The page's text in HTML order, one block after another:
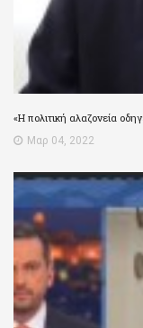
«Η πολιτική αλαζονεία
Μαρ 04, 2022